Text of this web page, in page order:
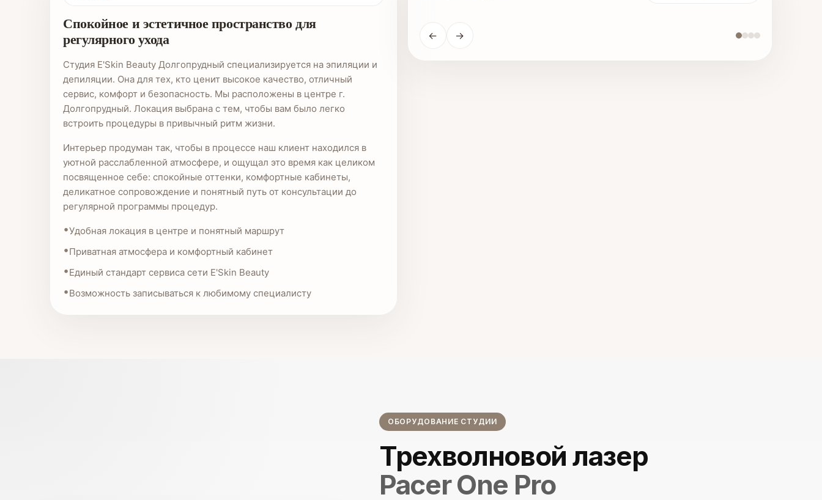
Спокойное и эстетичное пространство для
регулярного ухода
Студия E'Skin Beauty Долгопрудный специализируется на эпиляции и
депиляции. Она для тех, кто ценит высокое качество, отличный
сервис, комфорт и безопасность. Мы расположены в центре г.
Долгопрудный. Локация выбрана с тем, чтобы вам было легко
встроить процедуры в привычный ритм жизни.
Интерьер продуман так, чтобы в процессе наш клиент находился в
уютной расслабленной атмосфере, и ощущал это время как целиком
посвященное себе: спокойные оттенки, комфортные кабинеты,
деликатное сопровождение и понятный путь от консультации до
регулярной программы процедур.
Удобная локация в центре и понятный маршрут
Приватная атмосфера и комфортный кабинет
Единый стандарт сервиса сети E'Skin Beauty
Возможность записываться к любимому специалисту
← →
ОБОРУДОВАНИЕ СТУДИИ
Трехволновой лазер
Pacer One Pro